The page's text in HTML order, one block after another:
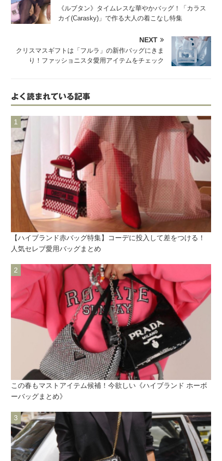
《ルブタン》タイムレスな華やかバッグ！「カラス
カイ(Carasky)」で作る大人の着こなし特集
NEXT
クリスマスギフトは「フルラ」の新作バッグにきま
り！ファッショニスタ愛用アイテムをチェック
よく読まれている記事
【ハイブランド赤バッグ特集】コーデに投入して差をつける！
人気セレブ愛用バッグまとめ
この春もマストアイテム候補！今欲しい《ハイブランド ホーボ
ーバッグまとめ》